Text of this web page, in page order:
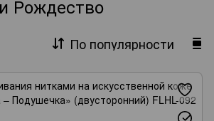
Рождество
По популярности